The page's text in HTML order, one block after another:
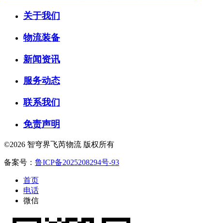
关于我们
物流装备
新闻资讯
服务动态
联系我们
免责声明
©2026 智穹界飞芮物流 版权所有
备案号： 鲁ICP备2025208294号-93
首页
电话
微信